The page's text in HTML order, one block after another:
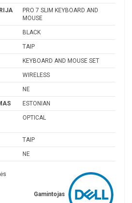
PRO 7 SLIM KEYBOARD AND
MOUSE
BLACK
TAIP
KEYBOARD AND MOUSE SET
WIRELESS
NE
ESTONIAN
OPTICAL
TAIP
NE
Gamintojas